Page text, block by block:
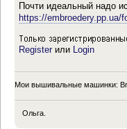
Почти идеальный надо
https://embroedery.pp.ua/
Registerили Login
Мои вышивальные машинки:
Ольга.